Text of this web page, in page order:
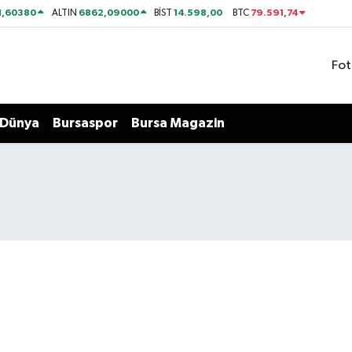
ALTIN 6862,09000 BİST14.598,00 BTC 79.591,74
Dünya Bursaspor Bursa Magazin